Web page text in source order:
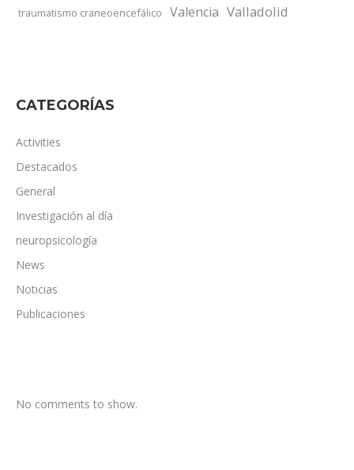
traumatismo craneoencefálico Valencia Valladolid
CATEGORÍAS
Activities
Destacados
General
Investigación al día
neuropsicología
News
Noticias
Publicaciones
No comments to show.